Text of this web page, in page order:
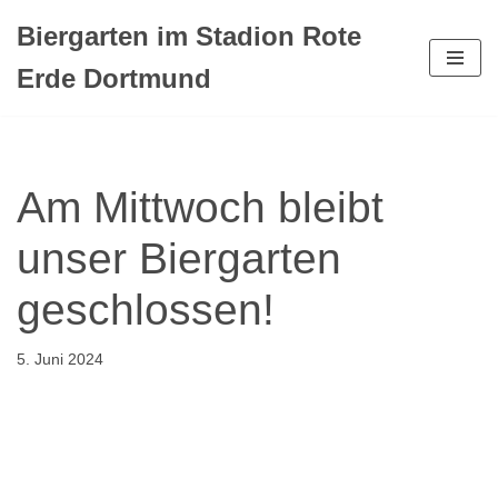
Inhalt
Biergarten im Stadion Rote
Erde Dortmund
Am Mittwoch bleibt
unser Biergarten
geschlossen!
5. Juni 2024